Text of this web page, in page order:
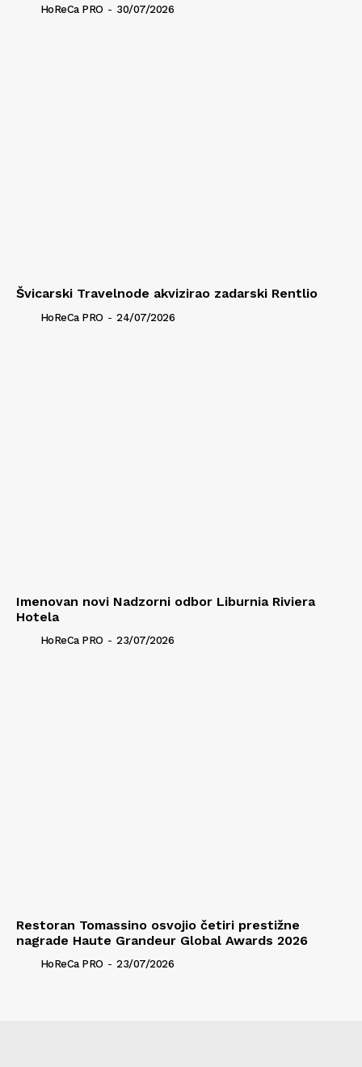
HoReCa PRO - 30/07/2026
Švicarski Travelnode akvizirao zadarski Rentlio
HoReCa PRO - 24/07/2026
Imenovan novi Nadzorni odbor Liburnia Riviera
Hotela
HoReCa PRO - 23/07/2026
Restoran Tomassino osvojio četiri prestižne
nagrade Haute Grandeur Global Awards 2026
HoReCa PRO - 23/07/2026